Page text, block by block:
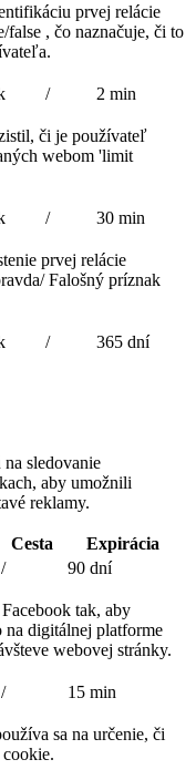
prvej relácie
, čo naznačuje, či to
/ 2 min
či je používateľ
webom 'limit
/ 30 min
prvej relácie
Falošný príznak
/ 365 dní
sledovanie
aby umožnili
reklamy.
Cesta
Expirácia
/ 90 dní
tak, aby
na digitálnej platforme
webovej stránky.
/ 15 min
sa na určenie, či